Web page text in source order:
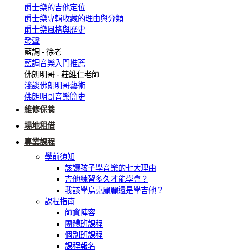
爵士樂的吉他定位
爵士樂專輯收藏的理由與分類
爵士樂風格與歷史
發聲
藍調 - 徐老
藍調音樂入門推薦
佛朗明哥 - 莊維仁老師
淺談佛朗明哥藝術
佛朗明哥音樂簡史
維修保養
場地租借
專業課程
學前須知
該讓孩子學音樂的七大理由
吉他練習多久才能學會？
我該學烏克麗麗還是學吉他？
課程指南
師資陣容
團體班課程
個別班課程
課程報名